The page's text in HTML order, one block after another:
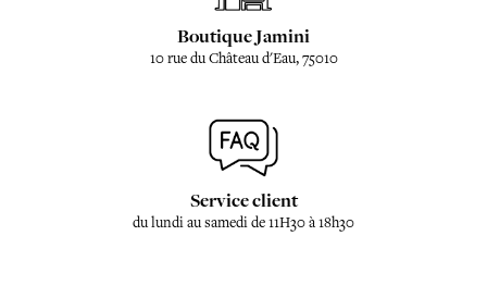
Boutique Jamini
10 rue du Château d'Eau, 75010
Service client
du lundi au samedi de 11H30 à 18h30